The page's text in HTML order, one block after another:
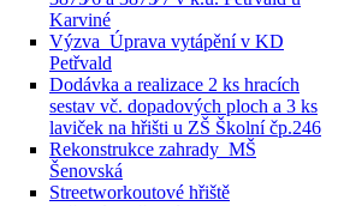
Karviné
Výzva_Úprava vytápění v KD
Petřvald
Dodávka a realizace 2 ks hracích
sestav vč. dopadových ploch a 3 ks
laviček na hřišti u ZŠ Školní čp.246
Rekonstrukce zahrady_MŠ
Šenovská
Streetworkoutové hřiště